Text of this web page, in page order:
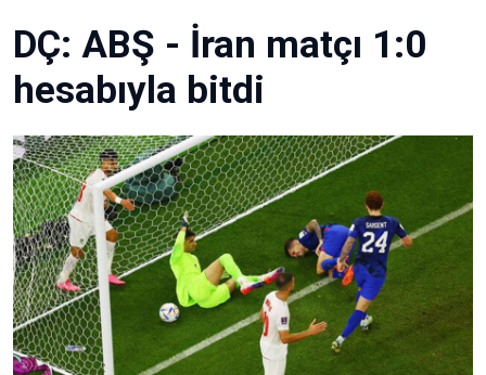
DÇ: ABŞ - İran matçı 1:0
hesabıyla bitdi